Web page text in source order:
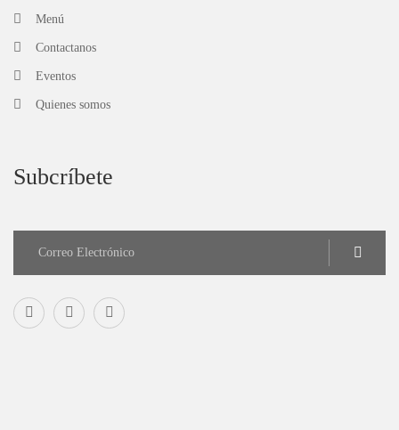
Menú
Contactanos
Eventos
Quienes somos
Subcríbete